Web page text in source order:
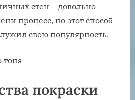
стен – довольно
процесс, но этот способ
свою популярность.
покраски